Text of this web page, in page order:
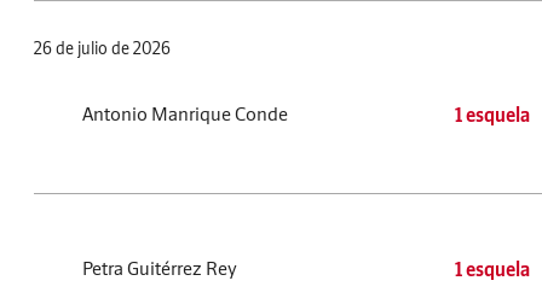
26 de julio de 2026
Antonio Manrique Conde 1 esquela
Petra Guitérrez Rey 1 esquela